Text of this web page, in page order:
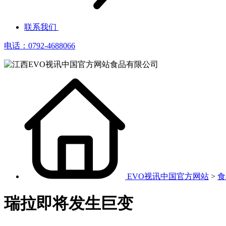
联系我们
电话：0792-4688066
EVO视讯中国官方网站 >
瑞拉即将发生巨变